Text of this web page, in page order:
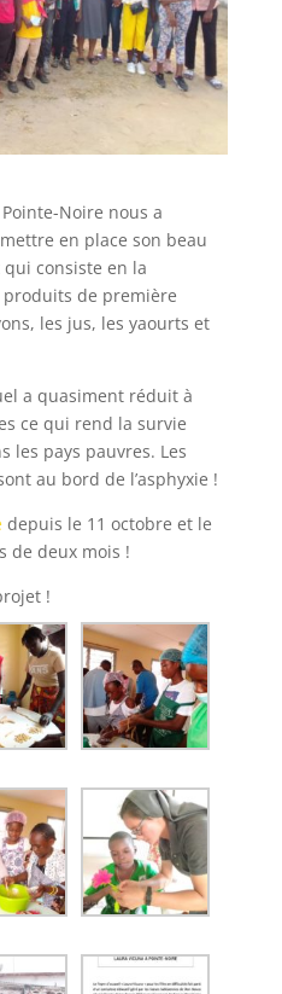
Noire nous a
en place son beau
consiste en la
de première
les jus, les yaourts et
a quasiment réduit à
ce qui rend la survie
les pays pauvres. Les
au bord de l’asphyxie !
depuis le 11 octobre et le
de deux mois !
!